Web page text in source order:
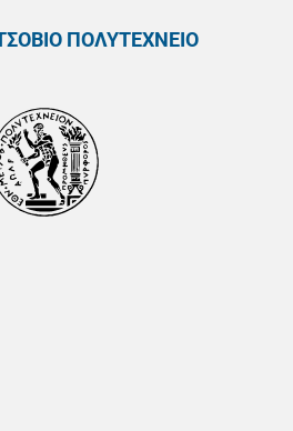
ΠΟΛΥΤΕΧΝΕΙΟ